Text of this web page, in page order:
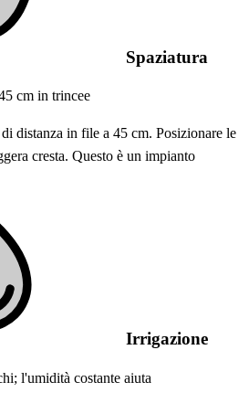
Spaziatura
cm in trincee
distanza in file a 45 cm. Posizionare le
cresta. Questo è un impianto
Irrigazione
l'umidità costante aiuta